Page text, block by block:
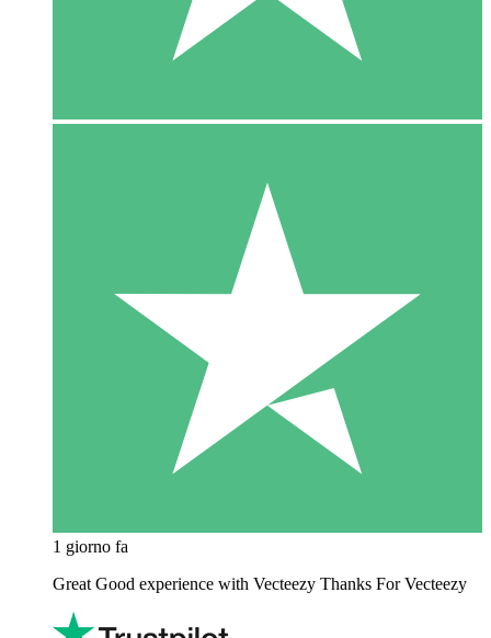
1 giorno fa
Great Good experience with Vecteezy Thanks For Vecteezy